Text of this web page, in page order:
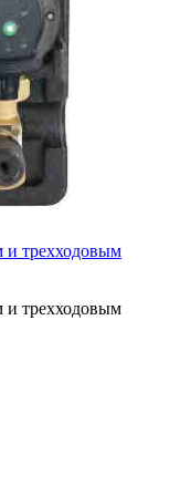
и трехходовым
и трехходовым